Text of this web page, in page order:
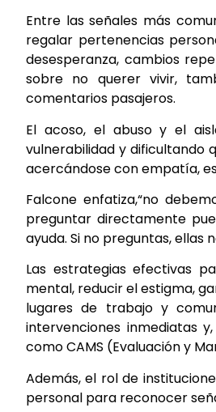
Entre las señales más
regalar pertenencias
desesperanza, cambios
sobre no querer vivir,
comentarios pasajeros.
El acoso, el abuso y el
vulnerabilidad y dificultando
acercándose con empatía,
Falcone enfatiza,“no
preguntar directamente
ayuda. Si no preguntas, ellas
Las estrategias efectivas
mental, reducir el estigma,
lugares de trabajo y
intervenciones inmediatas
como CAMS (Evaluación y
Además, el rol de
personal para reconocer